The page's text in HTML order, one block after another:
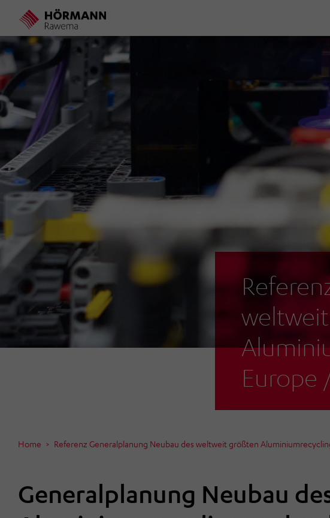
Inhalt
Europe
Home Referenz Generalplanung Neubau des weltweit größten
Generalplanung Neubau